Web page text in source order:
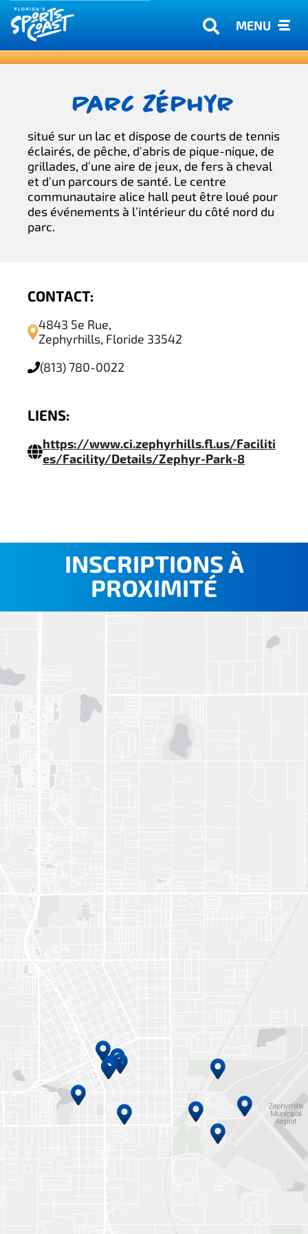
MENU
Parc Zéphyr
situé sur un lac et dispose de courts de tennis
éclairés, de pêche, d'abris de pique-nique, de
grillades, d'une aire de jeux, de fers à cheval
et d'un parcours de santé. Le centre
communautaire alice hall peut être loué pour
des événements à l'intérieur du côté nord du
parc.
CONTACT:
4843 5e Rue,
Zephyrhills, Floride 33542
(813) 780-0022
LIENS:
https://www.ci.zephyrhills.fl.us/Faciliti
es/Facility/Details/Zephyr-Park-8
INSCRIPTIONS À
PROXIMITÉ